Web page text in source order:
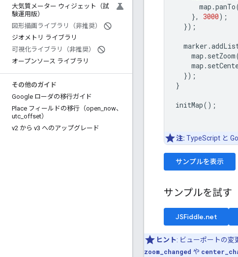
大気質メーター ウィジェット（試
験運用版）
図形描画ライブラリ（非推奨）
ジオメトリ ライブラリ
可視化ライブラリ（非推奨）
オープンソース ライブラリ
その他のガイド
Google ローダの移行ガイド
Place フィールドの移行（open now、
utc offset）
v2 から v3 へのアップグレード
map .panTo
},
3000);
});
marker .
map . setZoom
map .
});
}
initMap();
注: TypeScript と
サンプルを表示
サンプルを試す
JSFiddle.net
ヒント: ビューポートの変
zoom_changed や